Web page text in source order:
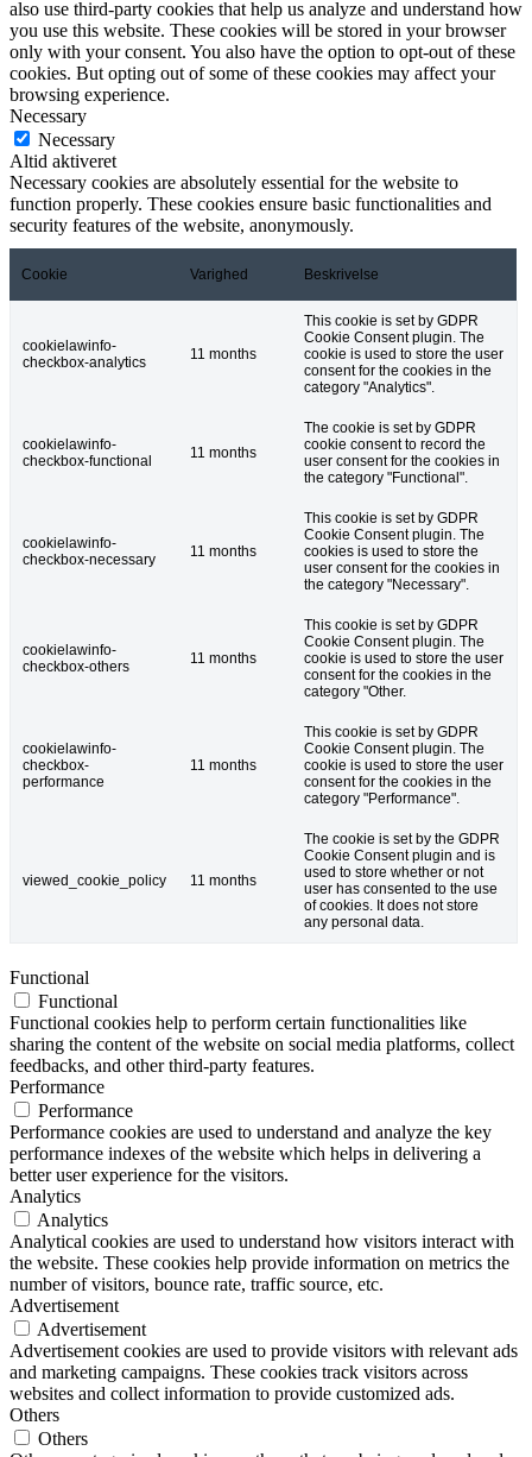
also use third-party cookies that help us analyze and understand how
you use this website. These cookies will be stored in your browser
only with your consent. You also have the option to opt-out of these
cookies. But opting out of some of these cookies may affect your
browsing experience.
Necessary
Necessary
Altid aktiveret
Necessary cookies are absolutely essential for the website to
function properly. These cookies ensure basic functionalities and
security features of the website, anonymously.
Cookie Varighed Beskrivelse
cookielawinfo-
checkbox-analytics
11 months
This cookie is set by GDPR
Cookie Consent plugin. The
cookie is used to store the user
consent for the cookies in the
category "Analytics".
cookielawinfo-
checkbox-functional
11 months
The cookie is set by GDPR
cookie consent to record the
user consent for the cookies in
the category "Functional".
cookielawinfo-
checkbox-necessary
11 months
This cookie is set by GDPR
Cookie Consent plugin. The
cookies is used to store the
user consent for the cookies in
the category "Necessary".
cookielawinfo-
checkbox-others
11 months
This cookie is set by GDPR
Cookie Consent plugin. The
cookie is used to store the user
consent for the cookies in the
category "Other.
cookielawinfo-
checkbox-
performance
11 months
This cookie is set by GDPR
Cookie Consent plugin. The
cookie is used to store the user
consent for the cookies in the
category "Performance".
viewed_cookie_policy 11 months
The cookie is set by the GDPR
Cookie Consent plugin and is
used to store whether or not
user has consented to the use
of cookies. It does not store
any personal data.
Functional
Functional
Functional cookies help to perform certain functionalities like
sharing the content of the website on social media platforms, collect
feedbacks, and other third-party features.
Performance
Performance
Performance cookies are used to understand and analyze the key
performance indexes of the website which helps in delivering a
better user experience for the visitors.
Analytics
Analytics
Analytical cookies are used to understand how visitors interact with
the website. These cookies help provide information on metrics the
number of visitors, bounce rate, traffic source, etc.
Advertisement
Advertisement
Advertisement cookies are used to provide visitors with relevant ads
and marketing campaigns. These cookies track visitors across
websites and collect information to provide customized ads.
Others
Others